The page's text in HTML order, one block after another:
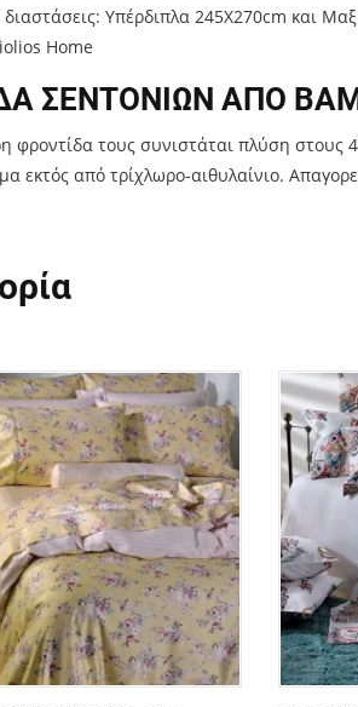
διαστάσεις: Υπέρδιπλα 245Χ270cm και
Home
ΣΕΝΤΟΝΙΩΝ ΑΠΟ
φροντίδα τους συνιστάται πλύση στους
εκτός από τρίχλωρο-αιθυλαίνιο.